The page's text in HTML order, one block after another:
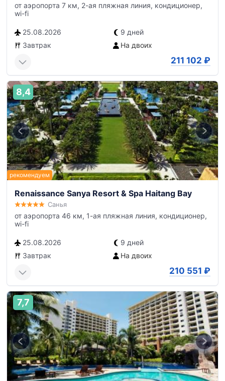
от аэропорта 7 км, 2-ая пляжная линия, кондиционер,
wi-fi
25.08.2026
9 дней
Завтрак
На двоих
211 102 ₽
8,4
Renaissance Sanya Resort & Spa Haitang Bay
Санья
от аэропорта 46 км, 1-ая пляжная линия, кондиционер,
wi-fi
25.08.2026
9 дней
Завтрак
На двоих
210 551 ₽
7,7